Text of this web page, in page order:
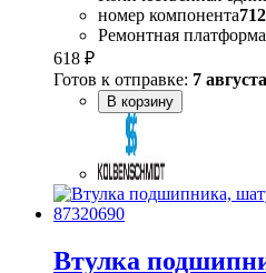
номер компонента
Ремонтная платформа
618 ₽
Готов к отправке: 7 августа
В корзину
Втулка